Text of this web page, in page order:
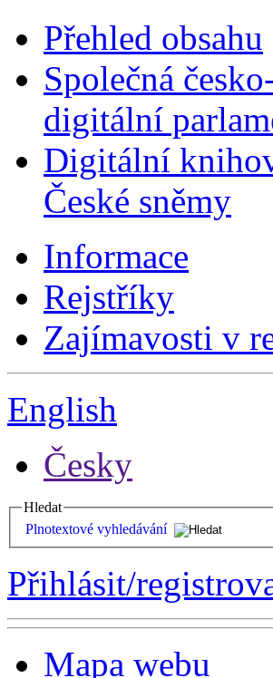
Přehled obsahu
Společná
digitální
Digitální
České sněmy
Informace
Rejstříky
Zajímavosti v
English
Česky
Hledat
Plnotextové vyhledávání
Přihlásit/
Mapa webu